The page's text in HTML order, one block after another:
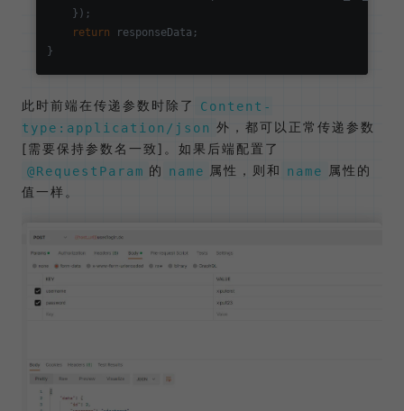
});
return responseData;
此时前端在传递参数时除了
Content-
type:application/json 外，都可以正常传递参数
[需要保持参数名一致]。如果后端配置了
@RequestParam 的 name 属性，则和 name
属性的
值一样。